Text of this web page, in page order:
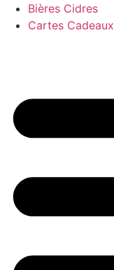
Bières Cidres
Cartes Cadeaux